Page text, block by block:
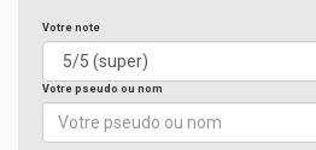
Votre note
Votre pseudo ou nom